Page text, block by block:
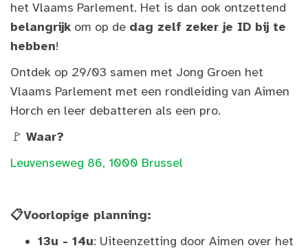
het Vlaams Parlement. Het is dan ook ontzettend
belangrijk om op de dag zelf zeker je ID bij te
hebben!
Ontdek op 29/03 samen met Jong Groen het
Vlaams Parlement met een rondleiding van Aimen
Horch en leer debatteren als een pro.
🚩 Waar?
Leuvenseweg 86, 1000 Brussel
📋Voorlopige planning:
13u - 14u: Uiteenzetting door Aimen over het